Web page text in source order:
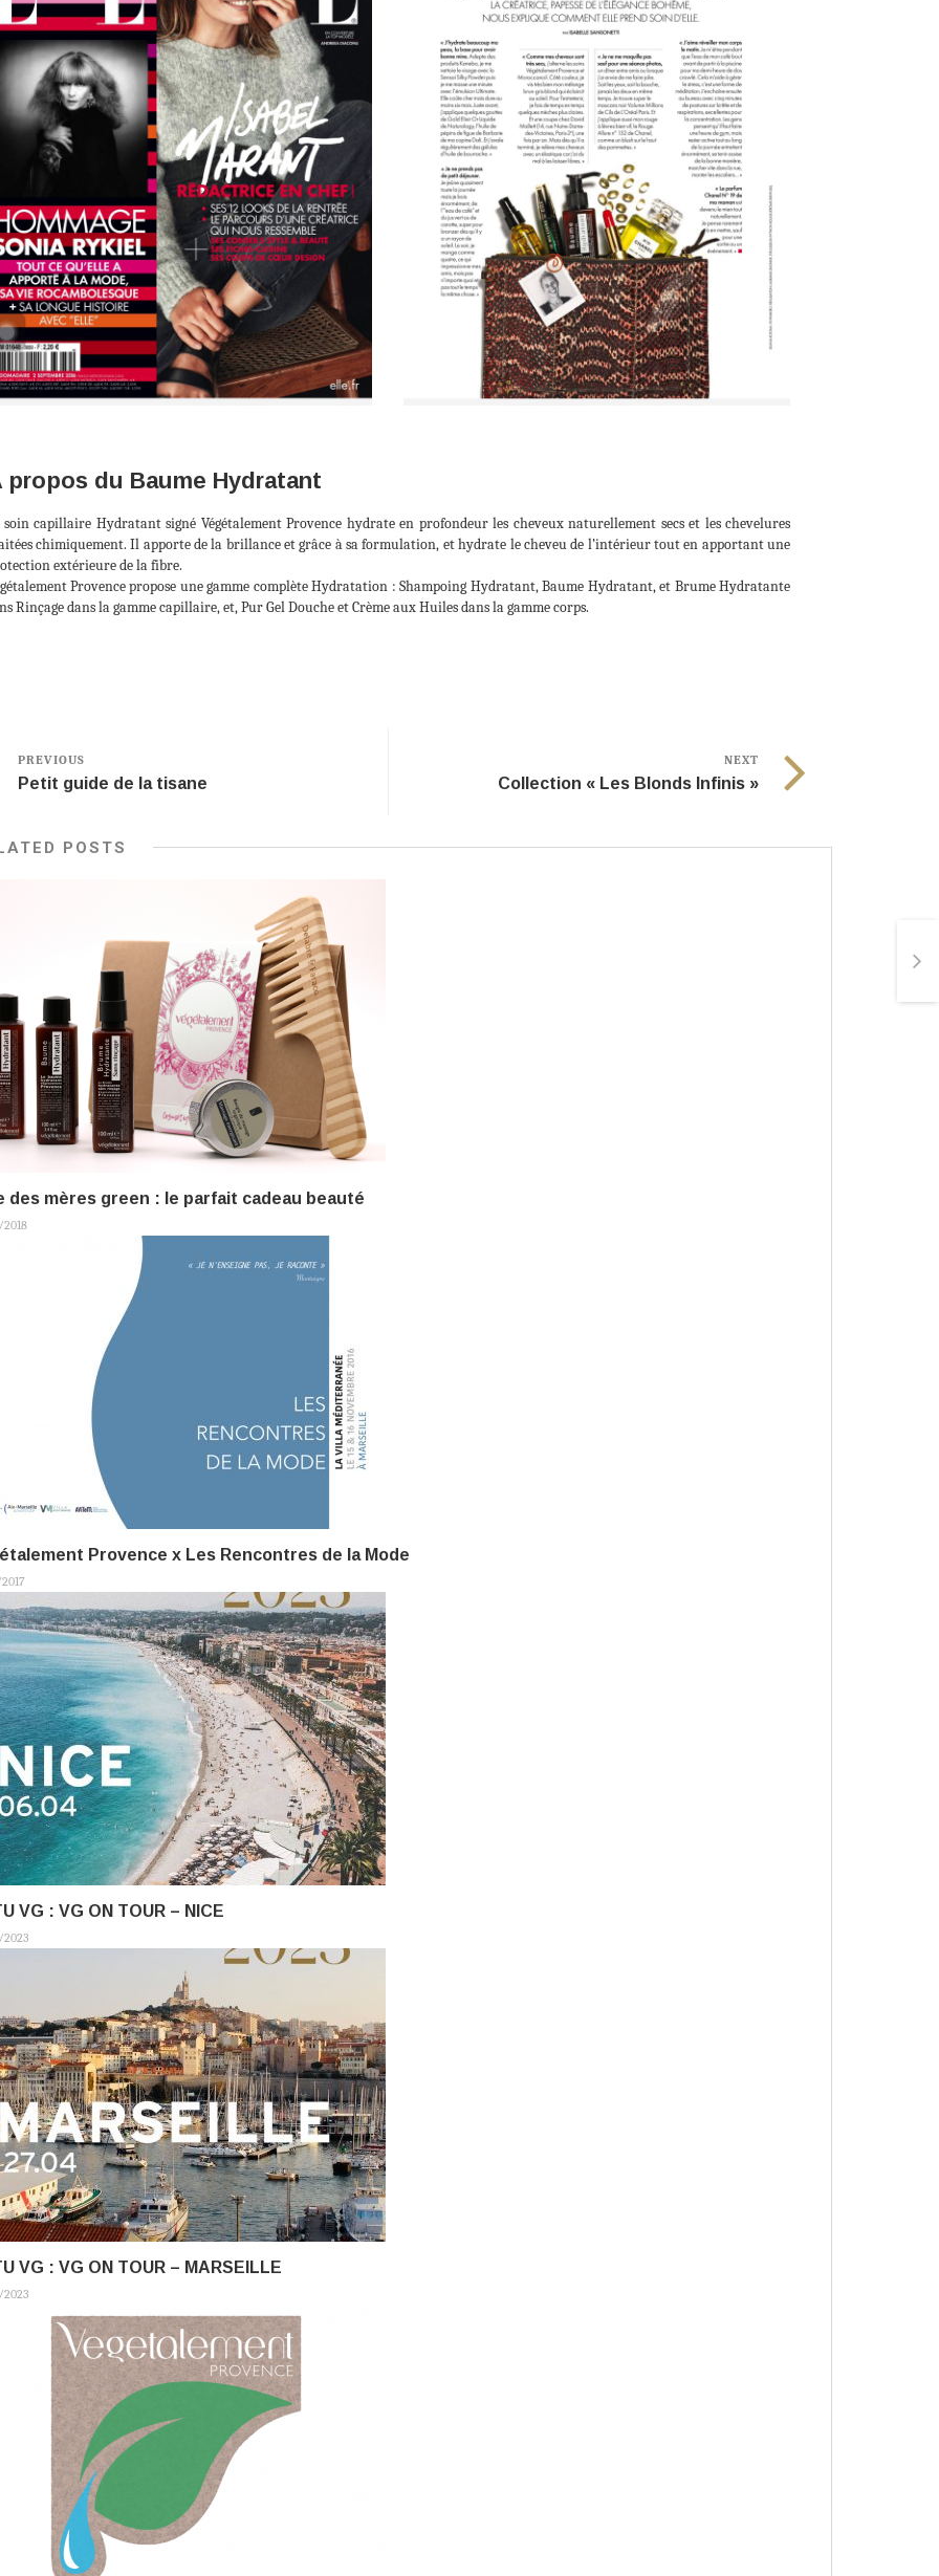
propos du Baume Hydratant
soin capillaire Hydratant signé Végétalement Provence hydrate en profondeur les cheveux naturellement secs et les chevelures
chimiquement. Il apporte de la brillance et grâce à sa formulation, et hydrate le cheveu de l’intérieur tout en apportant une
extérieure de la fibre.
Provence propose une gamme complète Hydratation : Shampoing Hydratant, Baume Hydratant, et Brume Hydratante
Rinçage dans la gamme capillaire, et, Pur Gel Douche et Crème aux Huiles dans la gamme corps.
PREVIOUS
Petit guide de la tisane
NEXT
Collection « Les Blonds Infinis »
POSTS
des mères green : le parfait cadeau beauté
Provence x Les Rencontres de la Mode
VG : VG ON TOUR – NICE
VG : VG ON TOUR – MARSEILLE